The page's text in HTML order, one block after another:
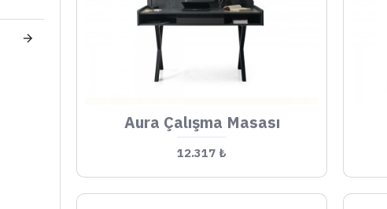
Aura Çalışma Masası
12.317 ₺